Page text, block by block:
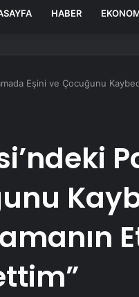
HABER
Eşini ve Çocuğunu